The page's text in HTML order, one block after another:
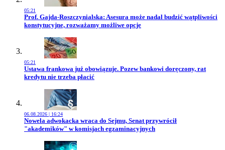
05:21
Przejdź do artykułu:
Prof. Gajda-Roszczynialska: Asesura może nadal budzić wątpliwości
konstytucyjne, rozważamy możliwe opcje
05:21
Przejdź do artykułu:
Ustawa frankowa już obowiązuje. Pozew bankowi doręczony, rat
kredytu nie trzeba płacić
06.08.2026 | 16:24
Przejdź do artykułu:
Nowela adwokacka wraca do Sejmu, Senat przywrócił
"akademików" w komisjach egzaminacyjnych